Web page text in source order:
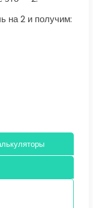
на 2 и получим: